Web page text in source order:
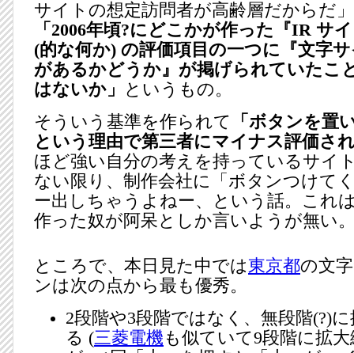
サイトの想定訪問者が高齢層だからだ
「2006年頃?にどこかが作った『IR サ
(的な何か) の評価項目の一つに『文字
があるかどうか』が掲げられていたこ
はないか」
というもの。
そういう基準を作られて
「ボタンを置
という理由で第三者にマイナス評価さ
ほど強い自分の考えを持っているサイ
ない限り、制作会社に「ボタンつけて
ー出しちゃうよねー、という話。これ
作った奴が阿呆としか言いようが無い
ところで、本日見た中では東京都の文
ンは次の点から最も優秀。
2段階や3段階ではなく、無段階(?)
る (三菱電機 も似ていて9段階に拡